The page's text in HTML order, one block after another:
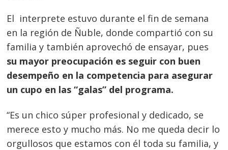
El interprete estuvo durante el fin de semana
en la región de Ñuble, donde compartió con su
familia y también aprovechó de ensayar, pues
su mayor preocupación es seguir con buen
desempeño en la competencia para asegurar
un cupo en las “galas” del programa.
“Es un chico súper profesional y dedicado, se
merece esto y mucho más. No me queda decir lo
orgullosos que estamos con él toda su familia, y
de
entradas